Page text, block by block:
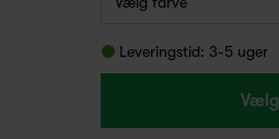
Leveringstid: 3-5 uger